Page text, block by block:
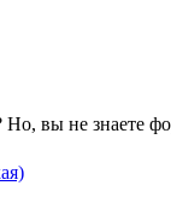
вы не знаете